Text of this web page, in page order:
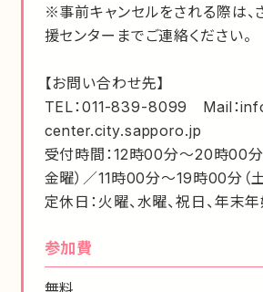
※事前キャンセルをされる際は、
援センターまでご連絡ください。
【お問い合わせ先】
TEL：011-839-8099 Mail：
center.city.sapporo.jp
受付時間：12時00分～20時00分
金曜）／11時00分～19時00分（土
定休日：火曜、水曜、祝日、年末
参加費